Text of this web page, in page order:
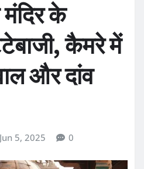
के
कैमरे में
और दांव
Jun 5, 2025 0